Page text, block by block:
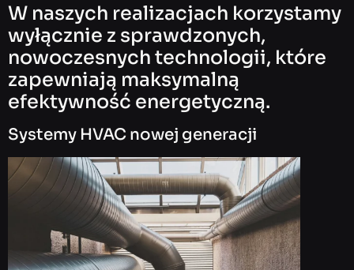
W naszych realizacjach korzystamy
wyłącznie z sprawdzonych,
nowoczesnych technologii, które
zapewniają maksymalną
efektywność energetyczną.
Systemy HVAC nowej generacji